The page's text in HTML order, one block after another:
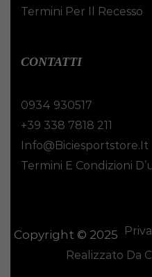
Termini Per Il Recesso
CONTATTI
0934 930517
+39 338 7818 211
Info@biciesportstore.it
Termini E Condizioni
Copyright © 2025
Realizzato Da